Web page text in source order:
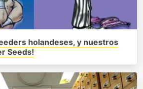
holandeses, y nuestros
Seeds!